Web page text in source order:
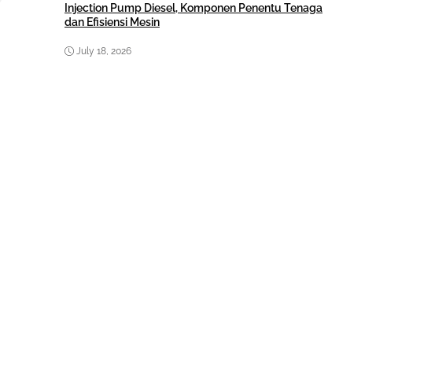
Injection Pump Diesel, Komponen Penentu Tenaga
dan Efisiensi Mesin
July 18, 2026